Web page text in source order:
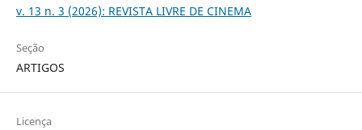
v. 13 n. 3 (2026): REVISTA LIVRE DE CINEMA
Seção
ARTIGOS
Licença